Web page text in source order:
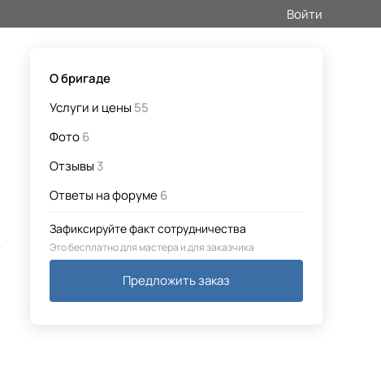
Войти
О бригаде
Услуги и цены 55
Фото6
Отзывы 3
Ответы на форуме6
Зафиксируйте факт сотрудничества
Это бесплатно для мастера и для заказчика
Предложить заказ